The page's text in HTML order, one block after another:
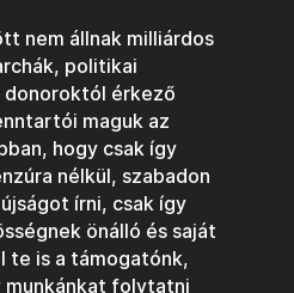
nem állnak milliárdos
politikai
érkező
maguk az
hogy csak így
nélkül, szabadon
írni, csak így
önálló és saját
te is a támogatónk,
folytatni